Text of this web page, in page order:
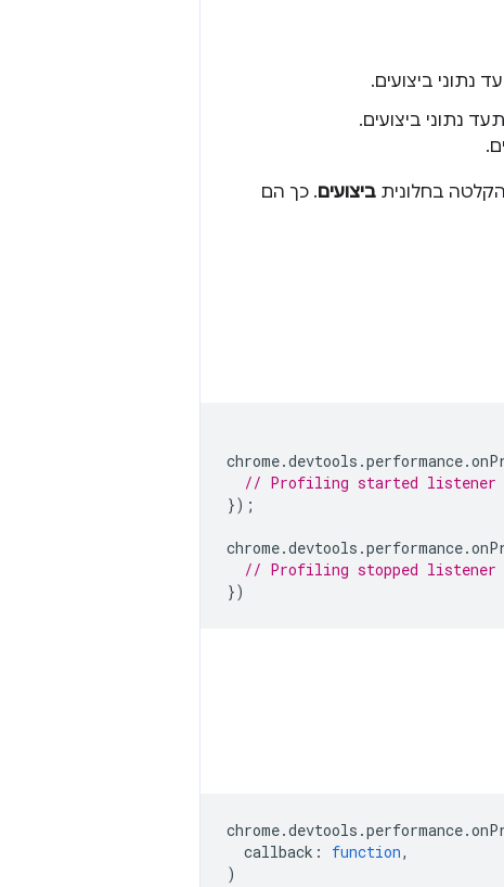
נתוני ביצועים.
נתוני ביצועים.
בחלונית ביצועים. כך הם
chrome.devtools .performance.
// Profiling started listener
});
chrome.devtools .performance.
// Profiling stopped listener
})
chrome.devtools .performance.
callback : function,
)